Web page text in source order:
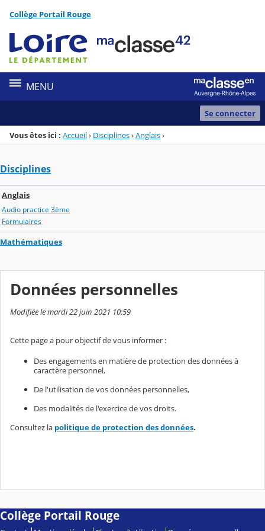
Menu de la rubrique
Contenu
Collège Portail Rouge
MENU
Se connecter
Vous êtes ici : Accueil› Disciplines›Anglais›
Disciplines
Anglais
Audio practice 3ème
Formulaires
Mathématiques
Données personnelles
Modifiée le mardi 22 juin 2021 10:59
Cette page a pour objectif de vous informer :
Des engagements en matière de protection des données à
caractère personnel,
De l'utilisation de vos données personnelles,
Des modalités de l'exercice de vos droits.
Consultez la politique de protection des données.
Collège Portail Rouge